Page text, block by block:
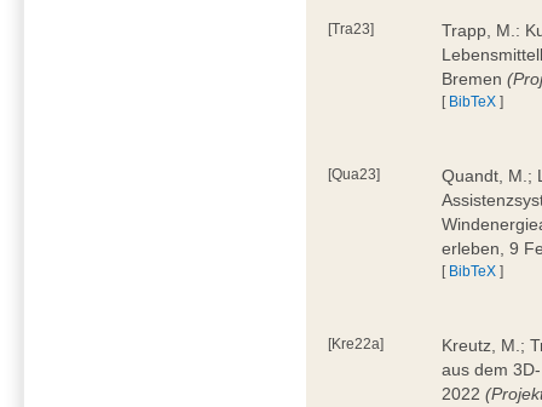
[Tra23]
Trapp, M.:
Bremen
[ BibTeX ]
[Qua23]
Quandt, M.;
erleben, 9
[ BibTeX ]
[Kre22a]
Kreutz, M.;
aus dem
2022